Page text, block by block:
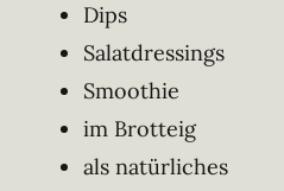
Dips
Salatdressings
Smoothie
im Brotteig
als natürliches